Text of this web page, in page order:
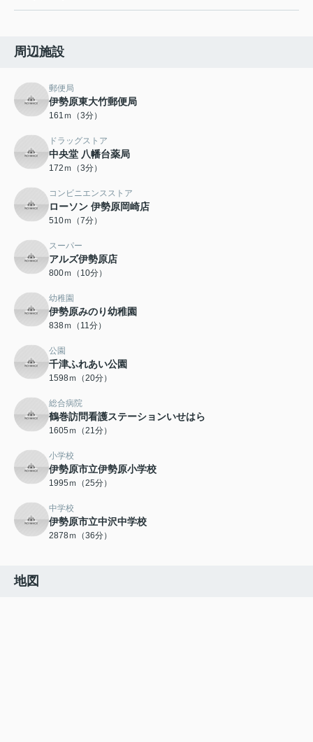
周辺施設
郵便局
伊勢原東大竹郵便局
161ｍ（3分）
ドラッグストア
中央堂 八幡台薬局
172ｍ（3分）
コンビニエンスストア
ローソン 伊勢原岡崎店
510ｍ（7分）
スーパー
アルズ伊勢原店
800ｍ（10分）
幼稚園
伊勢原みのり幼稚園
838ｍ（11分）
公園
千津ふれあい公園
1598ｍ（20分）
総合病院
鶴巻訪問看護ステーションいせはら
1605ｍ（21分）
小学校
伊勢原市立伊勢原小学校
1995ｍ（25分）
中学校
伊勢原市立中沢中学校
2878ｍ（36分）
地図